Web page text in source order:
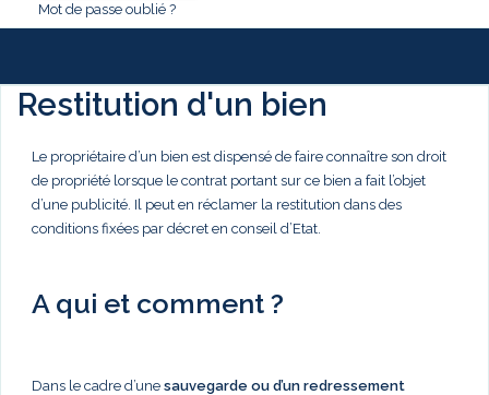
Mot de passe oublié ?
Restitution d'un bien
Le propriétaire d’un bien est dispensé de faire connaître son droit
de propriété lorsque le contrat portant sur ce bien a fait l’objet
d’une publicité. Il peut en réclamer la restitution dans des
conditions fixées par décret en conseil d’Etat.
A qui et comment ?
Dans le cadre d’une sauvegarde ou d’un redressement